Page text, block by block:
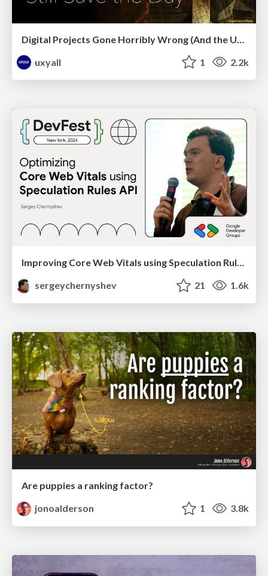
uxyall
1 2.2k
Improving Core Web Vitals using Speculation Rules API
sergeychernyshev
21 1.6k
Are puppies a ranking factor?
jonoalderson
1 3.8k